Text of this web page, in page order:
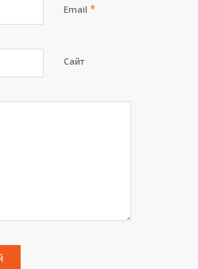
Email *
Сайт